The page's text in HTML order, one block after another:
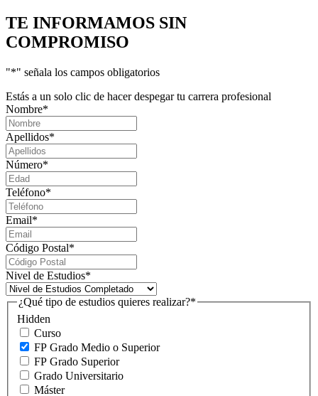
TE INFORMAMOS SIN
COMPROMISO
"*" señala los campos obligatorios
Estás a un solo clic de hacer despegar tu carrera profesional
Nombre*
Apellidos*
Número*
Teléfono*
Email*
Código Postal*
Nivel de Estudios*
Hidden
¿Qué tipo de estudios quieres realizar?*
Curso
FP Grado Medio o Superior
FP Grado Superior
Grado Universitario
Máster